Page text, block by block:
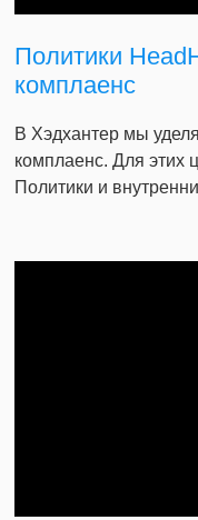
Политики
комплаенс
В Хэдхантер мы
комплаенс. Для этих
Политики и